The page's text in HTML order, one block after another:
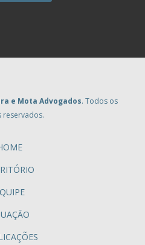
e Mota Advogados. Todos os
reservados.